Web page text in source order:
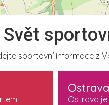
Svět
sportovní informace z
Ostrava
Ostrava